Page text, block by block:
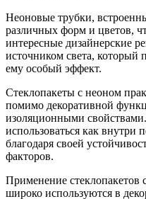
Неоновые трубки,
различных форм и цветов,
интересные дизайнерские
источником света, который
ему особый эффект.
Стеклопакеты с неоном
помимо декоративной
изоляционными
использоваться как внутри
благодаря своей
факторов.
Применение
широко используются в